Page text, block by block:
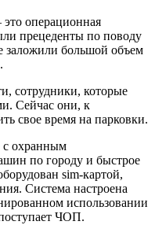
операционная
прецеденты по поводу
заложили большой объем
сотрудники, которые
Сейчас они, к
свое время на парковки.
с охранным
по городу и быстрое
sim-картой,
Система настроена
использовании
ЧОП.